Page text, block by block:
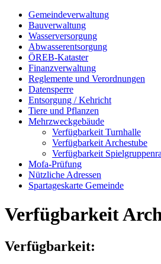
Gemeindeverwaltung
Bauverwaltung
Wasserversorgung
Abwasserentsorgung
ÖREB-Kataster
Finanzverwaltung
Reglemente und Verordnungen
Datensperre
Entsorgung / Kehricht
Tiere und Pflanzen
Mehrzweckgebäude
Verfügbarkeit Turnhalle
Verfügbarkeit Archestube
Verfügbarkeit
Mofa-Prüfung
Nützliche Adressen
Spartageskarte Gemeinde
Verfügbarkeit
Verfügbarkeit: